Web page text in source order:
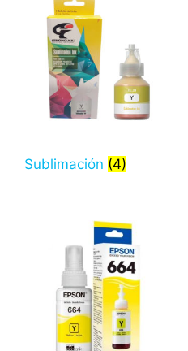
Sublimación (4)